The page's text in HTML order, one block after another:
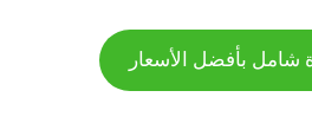
شامل بأفضل الأسعار